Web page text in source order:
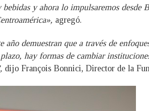
y ahora lo impulsaremos
agregó.
año demuestran que a través de
hay formas de cambiar
dijo François Bonnici, Director de la